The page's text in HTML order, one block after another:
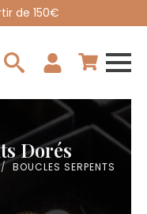
de 150€
Dorés
BOUCLES SERPENTS